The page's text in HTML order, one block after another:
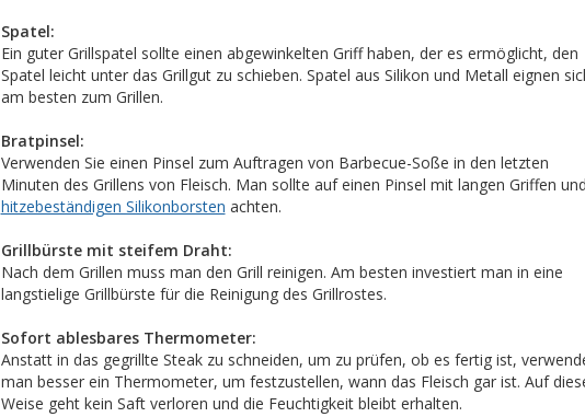
Spatel:
Ein guter Grillspatel sollte einen abgewinkelten Griff haben, der es ermöglicht, den
Spatel leicht unter das Grillgut zu schieben. Spatel aus Silikon und Metall eignen
am besten zum Grillen.
Bratpinsel:
Verwenden Sie einen Pinsel zum Auftragen von Barbecue-Soße in den letzten
Minuten des Grillens von Fleisch. Man sollte auf einen Pinsel mit langen Griffen und
hitzebeständigen Silikonborsten achten.
Grillbürste mit steifem Draht:
Nach dem Grillen muss man den Grill reinigen. Am besten investiert man in eine
langstielige Grillbürste für die Reinigung des Grillrostes.
Sofort ablesbares Thermometer:
Anstatt in das gegrillte Steak zu schneiden, um zu prüfen, ob es fertig ist,
man besser ein Thermometer, um festzustellen, wann das Fleisch gar ist. Auf
Weise geht kein Saft verloren und die Feuchtigkeit bleibt erhalten.